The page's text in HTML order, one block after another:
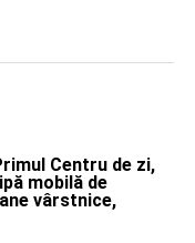
Centru de zi,
mobilă de
vârstnice,